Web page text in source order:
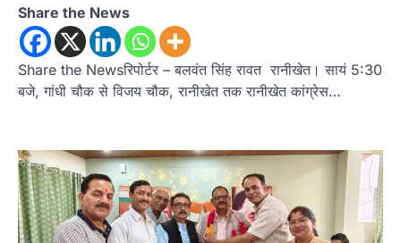
Share the News
Share the Newsरिपोर्टर – बलवंत सिंह रावत रानीखेत। सायं 5:30
बजे, गांधी चौक से विजय चौक, रानीखेत तक रानीखेत कांग्रेस…